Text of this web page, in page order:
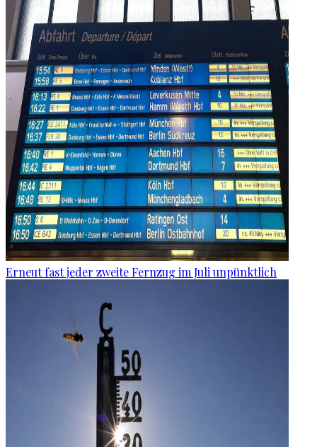
Erneut fast jeder zweite Fernzug im Juli unpünktlich